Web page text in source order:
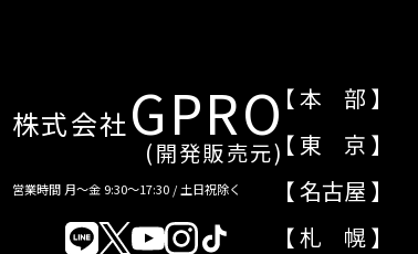
株式会社 GPRO
(開発販売元)
営業時間 月～金 9:30～17:30 / 土日祝除く
【 本 部 】
【 東 京 】
【 名古屋 】
【 札 幌 】